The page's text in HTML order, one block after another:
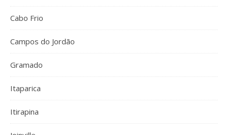
Cabo Frio
Campos do Jordão
Gramado
Itaparica
Itirapina